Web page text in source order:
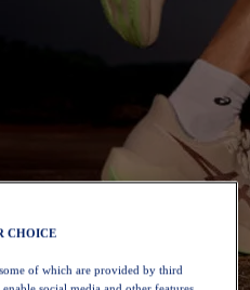
CHOICE
of which are provided by third